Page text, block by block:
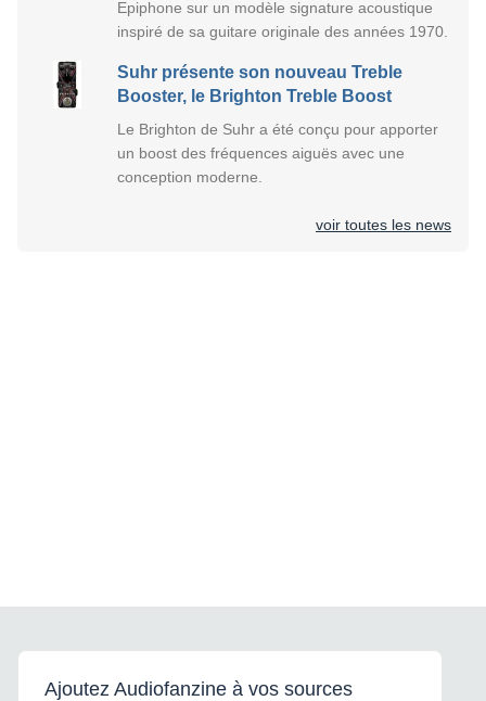
Epiphone sur un modèle signature acoustique
inspiré de sa guitare originale des années 1970.
Suhr présente son nouveau Treble
Booster, le Brighton Treble Boost
Le Brighton de Suhr a été conçu pour apporter
un boost des fréquences aiguës avec une
conception moderne.
voir toutes les news
Ajoutez Audiofanzine à vos sources